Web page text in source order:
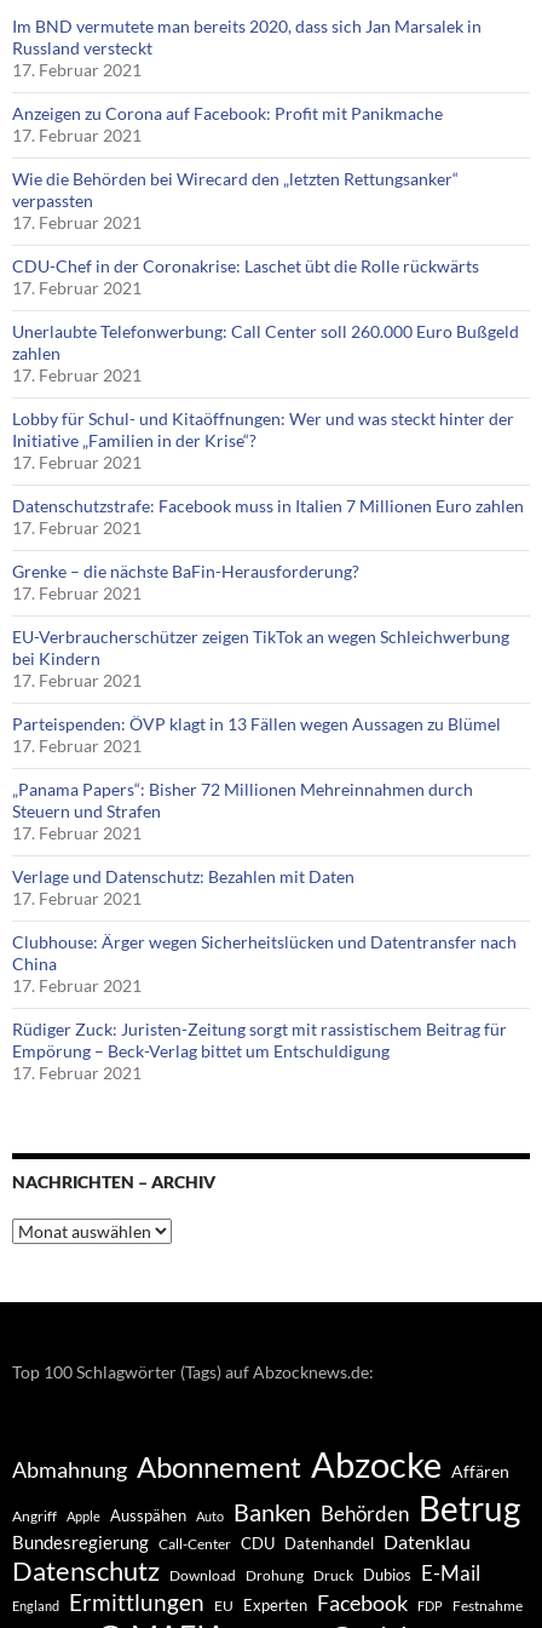
Im BND vermutete man bereits 2020, dass sich Jan Marsalek in
Russland versteckt
17. Februar 2021
Anzeigen zu Corona auf Facebook: Profit mit Panikmache
17. Februar 2021
Wie die Behörden bei Wirecard den „letzten Rettungsanker“
verpassten
17. Februar 2021
CDU-Chef in der Coronakrise: Laschet übt die Rolle rückwärts
17. Februar 2021
Unerlaubte Telefonwerbung: Call Center soll 260.000 Euro Bußgeld
zahlen
17. Februar 2021
Lobby für Schul- und Kitaöffnungen: Wer und was steckt hinter der
Initiative „Familien in der Krise“?
17. Februar 2021
Datenschutzstrafe: Facebook muss in Italien 7 Millionen Euro zahlen
17. Februar 2021
Grenke – die nächste BaFin-Herausforderung?
17. Februar 2021
EU-Verbraucherschützer zeigen TikTok an wegen Schleichwerbung
bei Kindern
17. Februar 2021
Parteispenden: ÖVP klagt in 13 Fällen wegen Aussagen zu Blümel
17. Februar 2021
„Panama Papers“: Bisher 72 Millionen Mehreinnahmen durch
Steuern und Strafen
17. Februar 2021
Verlage und Datenschutz: Bezahlen mit Daten
17. Februar 2021
Clubhouse: Ärger wegen Sicherheitslücken und Datentransfer nach
China
17. Februar 2021
Rüdiger Zuck: Juristen-Zeitung sorgt mit rassistischem Beitrag für
Empörung – Beck-Verlag bittet um Entschuldigung
17. Februar 2021
NACHRICHTEN – ARCHIV
Nachrichten
–
Top 100 Schlagwörter (Tags) auf Abzocknews.de:
Abmahnung Abonnement Abzocke Affären
Angriff Apple Ausspähen Auto Banken Behörden Betrug
Bundesregierung Call-Center CDU Datenhandel Datenklau
Datenschutz Download Drohung Druck Dubios E-Mail
England Ermittlungen EU Experten Facebook FDP Festnahme